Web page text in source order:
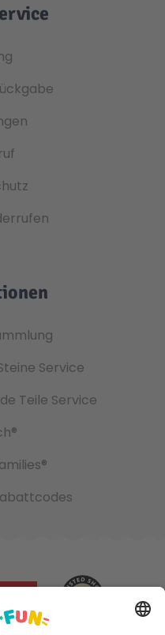
Service
Teile Service